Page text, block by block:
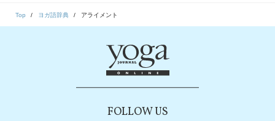
Top ヨガ語辞典 アライメント
FOLLOW US